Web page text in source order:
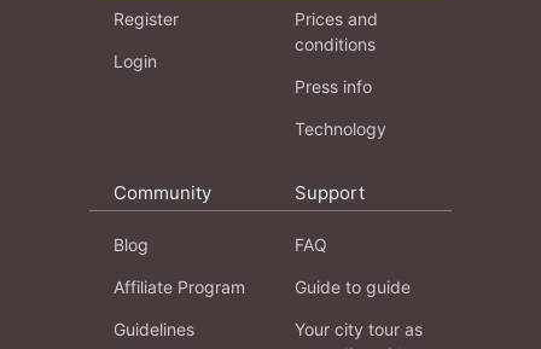
Register
Login
Prices and
conditions
Press info
Technology
Community
Blog
Affiliate Program
Guidelines
Support
FAQ
Guide to guide
Your city tour as